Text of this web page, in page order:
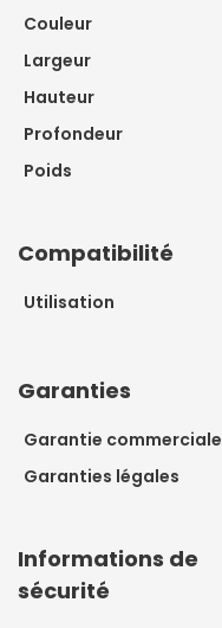
Couleur
Largeur
Hauteur
Profondeur
Poids
Compatibilité
Utilisation
Garanties
Garantie commerciale
Garanties légales
Informations de
sécurité